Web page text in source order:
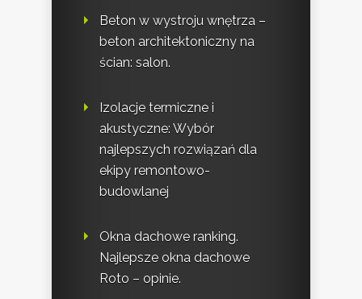
Beton w wystroju wnętrza –
beton architektoniczny na
ścian: salon.
Izolacje termiczne i
akustyczne: Wybór
najlepszych rozwiązań dla
ekipy remontowo-
budowlanej
Okna dachowe ranking.
Najlepsze okna dachowe
Roto – opinie.